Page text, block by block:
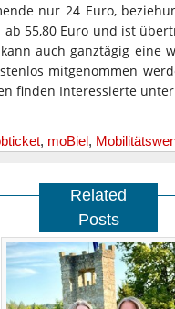
nur 24 Euro,
55,80 Euro und ist
auch ganztägig eine
mitgenommen
finden Interessierte unter
, moBiel,
Related
Posts